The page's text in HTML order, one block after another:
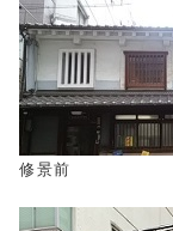
修景前